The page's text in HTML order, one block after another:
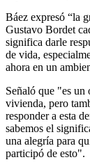
Báez expresó “la
Gustavo Bordet
significa darle
de vida,
ahora en un
Señaló que "es
vivienda, pero
responder a esta
sabemos el
una alegría para
participó de esto".